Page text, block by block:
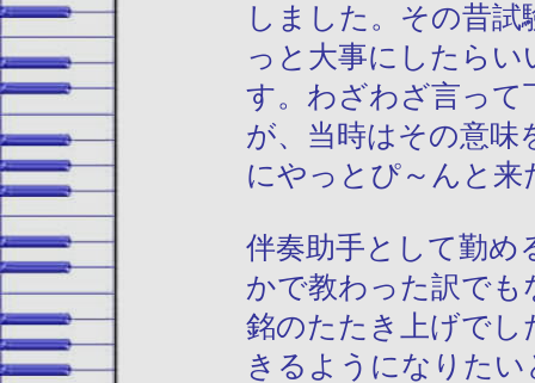
しました。その昔
っと大事にしたら
す。わざわざ言って
が、当時はその意
にやっとぴ～んと来
伴奏助手として勤め
かで教わった訳で
銘のたたき上げで
きるようになりた